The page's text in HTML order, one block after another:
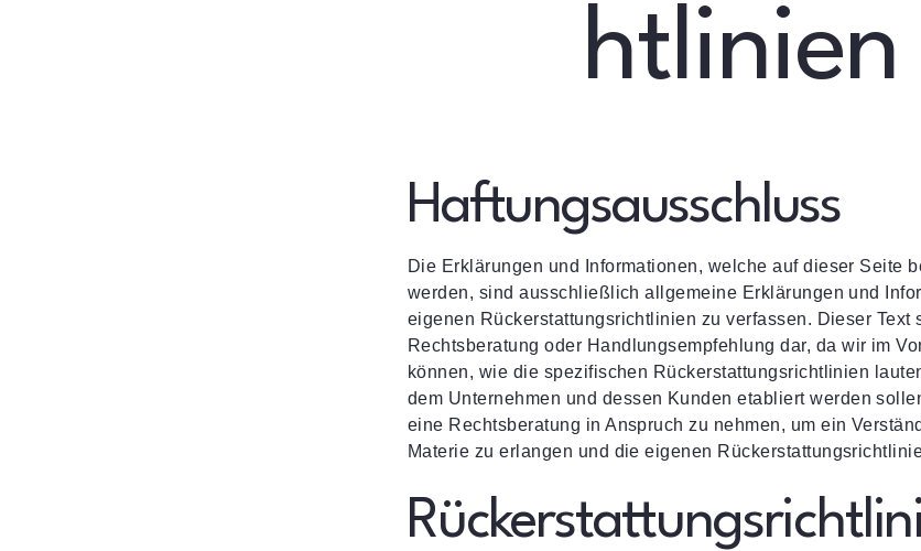
htlinien
Haftungsausschluss
Die Erklärungen und Informationen, welche auf dieser Seite
werden, sind ausschließlich allgemeine Erklärungen und
eigenen Rückerstattungsrichtlinien zu verfassen. Dieser Text
Rechtsberatung oder Handlungsempfehlung dar, da wir im
können, wie die spezifischen Rückerstattungsrichtlinien
dem Unternehmen und dessen Kunden etabliert werden
eine Rechtsberatung in Anspruch zu nehmen, um ein
Materie zu erlangen und die eigenen